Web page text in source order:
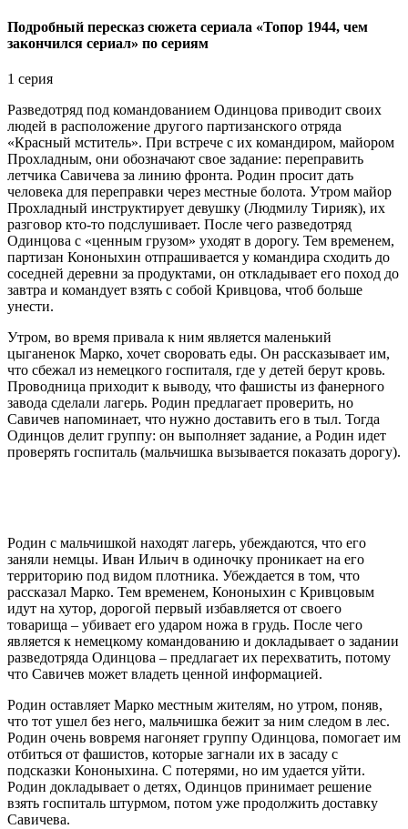
Подробный пересказ сюжета сериала «Топор 1944, чем
закончился сериал» по сериям
1 серия
Разведотряд под командованием Одинцова приводит своих
людей в расположение другого партизанского отряда
«Красный мститель». При встрече с их командиром, майором
Прохладным, они обозначают свое задание: переправить
летчика Савичева за линию фронта. Родин просит дать
человека для переправки через местные болота. Утром майор
Прохладный инструктирует девушку (Людмилу Тирияк), их
разговор кто-то подслушивает. После чего разведотряд
Одинцова с «ценным грузом» уходят в дорогу. Тем временем,
партизан Кононыхин отпрашивается у командира сходить до
соседней деревни за продуктами, он откладывает его поход до
завтра и командует взять с собой Кривцова, чтоб больше
унести.
Утром, во время привала к ним является маленький
цыганенок Марко, хочет своровать еды. Он рассказывает им,
что сбежал из немецкого госпиталя, где у детей берут кровь.
Проводница приходит к выводу, что фашисты из фанерного
завода сделали лагерь. Родин предлагает проверить, но
Савичев напоминает, что нужно доставить его в тыл. Тогда
Одинцов делит группу: он выполняет задание, а Родин идет
проверять госпиталь (мальчишка вызывается показать дорогу).
Родин с мальчишкой находят лагерь, убеждаются, что его
заняли немцы. Иван Ильич в одиночку проникает на его
территорию под видом плотника. Убеждается в том, что
рассказал Марко. Тем временем, Кононыхин с Кривцовым
идут на хутор, дорогой первый избавляется от своего
товарища – убивает его ударом ножа в грудь. После чего
является к немецкому командованию и докладывает о задании
разведотряда Одинцова – предлагает их перехватить, потому
что Савичев может владеть ценной информацией.
Родин оставляет Марко местным жителям, но утром, поняв,
что тот ушел без него, мальчишка бежит за ним следом в лес.
Родин очень вовремя нагоняет группу Одинцова, помогает им
отбиться от фашистов, которые загнали их в засаду с
подсказки Кононыхина. С потерями, но им удается уйти.
Родин докладывает о детях, Одинцов принимает решение
взять госпиталь штурмом, потом уже продолжить доставку
Савичева.